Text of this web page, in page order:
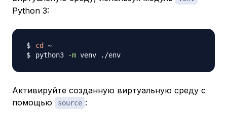
Python 3:
cd
python3
-m
Активируйте созданную виртуальную среду с
помощью
source :